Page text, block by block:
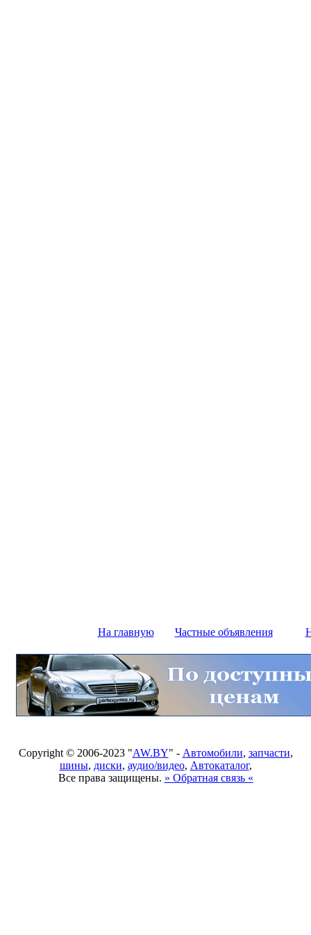
На главную Частные объявления
Copyright © 2006-2023 "AW.BY" - Автомобили, запчасти,
шины, диски, аудио/видео, Автокаталог,
Все права защищены. » Обратная связь «